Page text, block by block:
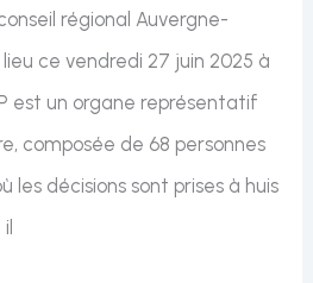
régional Auvergne-
ce vendredi 27 juin 2025 à
est un organe représentatif
composée de 68 personnes
les décisions sont prises à huis